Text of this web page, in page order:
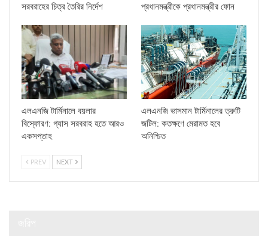
সরবরাহের চিত্র তৈরির নির্দেশ
প্রধানমন্ত্রীকে প্রধানমন্ত্রীর ফোন
এলএনজি টার্মিনালে বয়লার
বিস্ফোরণ: গ্যাস সরবরাহ হতে আরও
একসপ্তাহ
এলএনজি ভাসমান টার্মিনালের ত্রুটি
জটিল: কতক্ষণে মেরামত হবে
অনিশ্চিত
PREV NEXT